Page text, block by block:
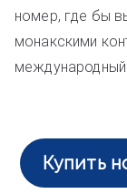
номер, где бы
монакскими
международный
Купить